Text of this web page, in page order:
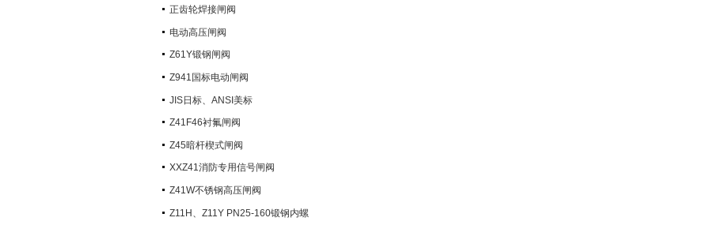
正齿轮焊接闸阀
电动高压闸阀
Z61Y锻钢闸阀
Z941国标电动闸阀
JIS日标、ANSI美标
Z41F46衬氟闸阀
Z45暗杆楔式闸阀
XXZ41消防专用信号闸阀
Z41W不锈钢高压闸阀
Z11H、Z11Y PN25-160锻钢内螺